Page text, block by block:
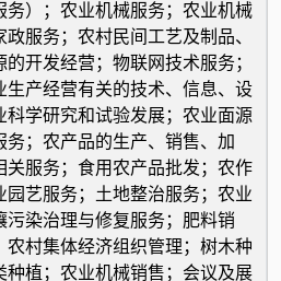
务）；农业机械服务；农业机械
服务；农村民间工艺及制品、
开发经营；物联网技术服务；
产经营有关的技术、信息、设
学研究和试验发展；农业面源
；农产品的生产、销售、加
服务；食用农产品批发；农作
艺服务；土地整治服务；农业
染治理与修复服务；肥料销
村集体经济组织管理；树木种
植；农业机械销售；会议及展